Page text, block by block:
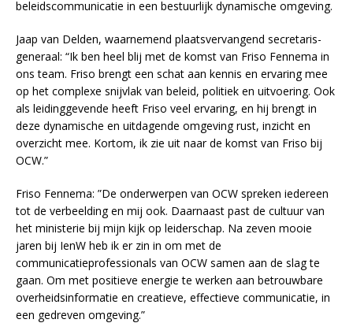
beleidscommunicatie in een bestuurlijk dynamische omgeving.
Jaap van Delden, waarnemend plaatsvervangend secretaris-
generaal: “Ik ben heel blij met de komst van Friso Fennema in
ons team. Friso brengt een schat aan kennis en ervaring mee
op het complexe snijvlak van beleid, politiek en uitvoering. Ook
als leidinggevende heeft Friso veel ervaring, en hij brengt in
deze dynamische en uitdagende omgeving rust, inzicht en
overzicht mee. Kortom, ik zie uit naar de komst van Friso bij
OCW.”
Friso Fennema: ”De onderwerpen van OCW spreken iedereen
tot de verbeelding en mij ook. Daarnaast past de cultuur van
het ministerie bij mijn kijk op leiderschap. Na zeven mooie
jaren bij IenW heb ik er zin in om met de
communicatieprofessionals van OCW samen aan de slag te
gaan. Om met positieve energie te werken aan betrouwbare
overheidsinformatie en creatieve, effectieve communicatie, in
een gedreven omgeving.”